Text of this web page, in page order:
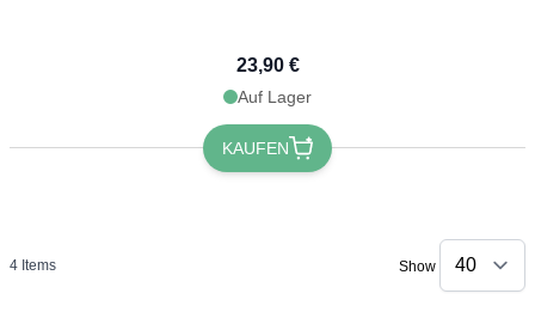
23,90 €
Auf Lager
KAUFEN
4 Items Show